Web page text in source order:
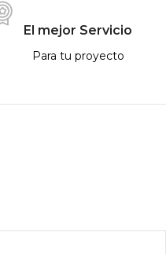
El mejor Servicio
Para tu proyecto